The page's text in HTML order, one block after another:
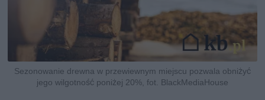
Sezonowanie drewna w przewiewnym miejscu pozwala obniżyć
jego wilgotność poniżej 20%, fot. BlackMediaHouse